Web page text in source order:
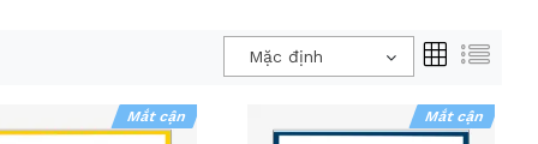
Mặc định
Mắt cận Mắt cận